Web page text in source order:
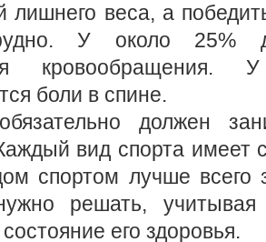
лишнего веса, а
У около 25%
боли в спине.
должен
вид спорта имеет
спортом лучше всего
решать, учитывая
его здоровья.